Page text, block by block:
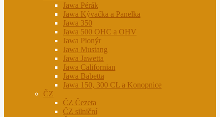
Jawa Pérák
Jawa Kývačka a Panelka
Jawa 350
Jawa 500 OHC a OHV
Jawa Pionýr
Jawa Mustang
Jawa Jawetta
Jawa Californian
Jawa Babetta
Jawa 150, 300 CL a Konopnice
ČZ
ČZ Čezeta
ČZ silniční